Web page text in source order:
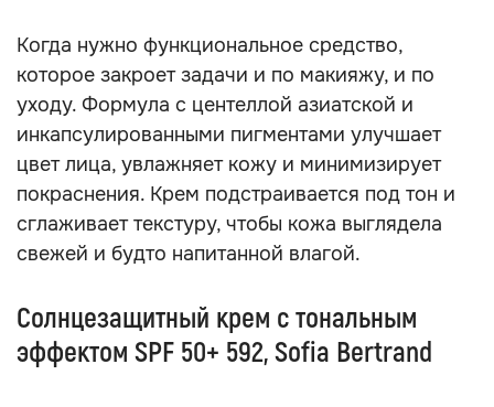
Когда нужно функциональное средство,
которое закроет задачи и по макияжу, и по
уходу. Формула с центеллой азиатской и
инкапсулированными пигментами улучшает
цвет лица, увлажняет кожу и минимизирует
покраснения. Крем подстраивается под тон и
сглаживает текстуру, чтобы кожа выглядела
свежей и будто напитанной влагой.
Солнцезащитный крем с тональным
эффектом SPF 50+ 592, Sofia Bertrand